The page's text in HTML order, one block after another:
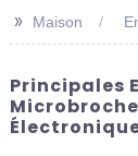
>> Maison
Principales